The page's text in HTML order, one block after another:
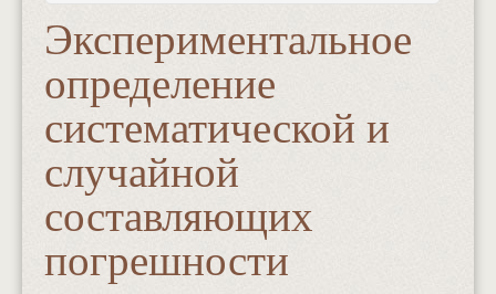
Экспериментальное
определение
систематической и
случайной
составляющих
погрешности